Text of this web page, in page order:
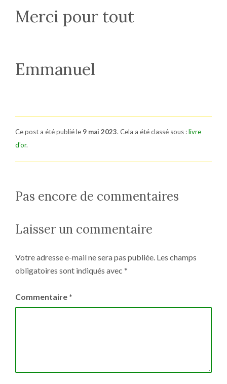
Merci pour tout
Emmanuel
Ce post a été publié le 9 mai 2023. Cela a été classé sous :livre
d'or.
Pas encore de commentaires
Laisser un commentaire
Votre adresse e-mail ne sera pas publiée. Les champs
obligatoires sont indiqués avec *
Commentaire *